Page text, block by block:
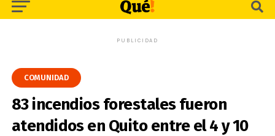
PUBLICIDAD
COMUNIDAD
83 incendios forestales fueron
atendidos en Quito entre el 4 y 10